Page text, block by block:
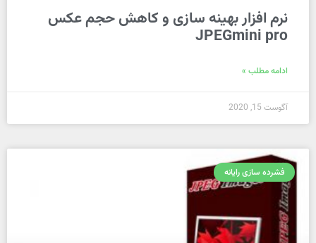
نرم افزار بهینه سازی و کاهش حجم عکس
JPEGmini pro
ادامه مطلب »
آگوست 15, 2020
فشرده سازی رایانه